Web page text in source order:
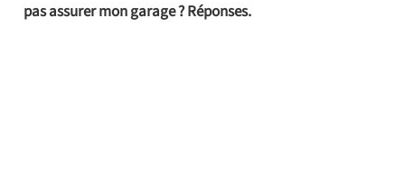
pas assurer mon garage ? Réponses.